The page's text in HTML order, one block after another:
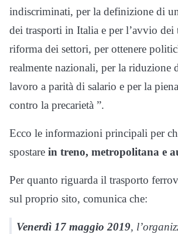
indiscriminati, per la definizione di
dei trasporti in Italia e per l’avvio
riforma dei settori, per ottenere
realmente nazionali, per la riduzione
lavoro a parità di salario e per la
contro la precarietà ”.
Ecco le informazioni principali per
spostare in treno, metropolitana e
Per quanto riguarda il trasporto
sul proprio sito, comunica che:
Venerdì 17 maggio 2019,